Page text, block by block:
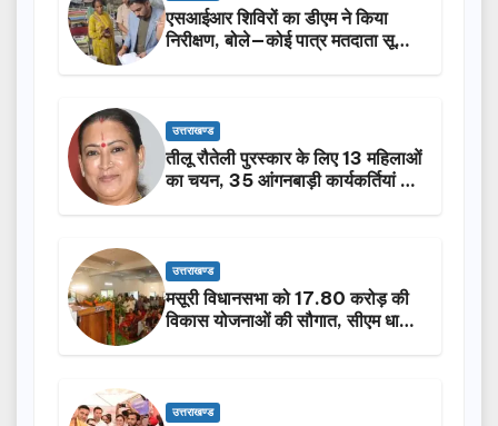
एसआईआर शिविरों का डीएम ने किया
निरीक्षण, बोले—कोई पात्र मतदाता सूची
उत्तराखण्ड
तीलू रौतेली पुरस्कार के लिए 13 महिलाओं
का चयन, 35 आंगनबाड़ी कार्यकर्तियां भी
उत्तराखण्ड
मसूरी विधानसभा को 17.80 करोड़ की
विकास योजनाओं की सौगात, सीएम धामी
उत्तराखण्ड